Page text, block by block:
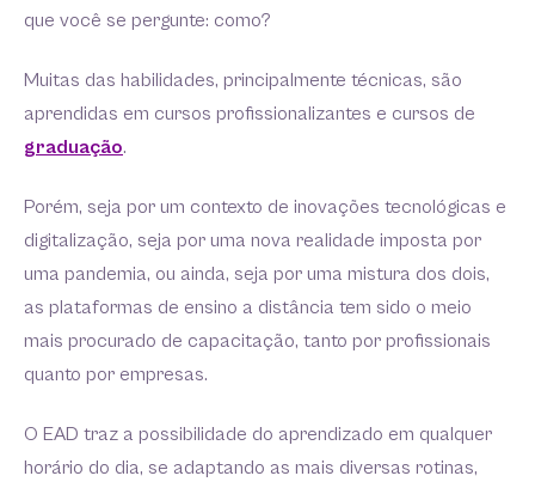
que você se pergunte: como?
Muitas das habilidades, principalmente técnicas, são
aprendidas em cursos profissionalizantes e cursos de
graduação.
Porém, seja por um contexto de inovações tecnológicas e
digitalização, seja por uma nova realidade imposta por
uma pandemia, ou ainda, seja por uma mistura dos dois,
as plataformas de ensino a distância tem sido o meio
mais procurado de capacitação, tanto por profissionais
quanto por empresas.
O EAD traz a possibilidade do aprendizado em qualquer
horário do dia, se adaptando as mais diversas rotinas,